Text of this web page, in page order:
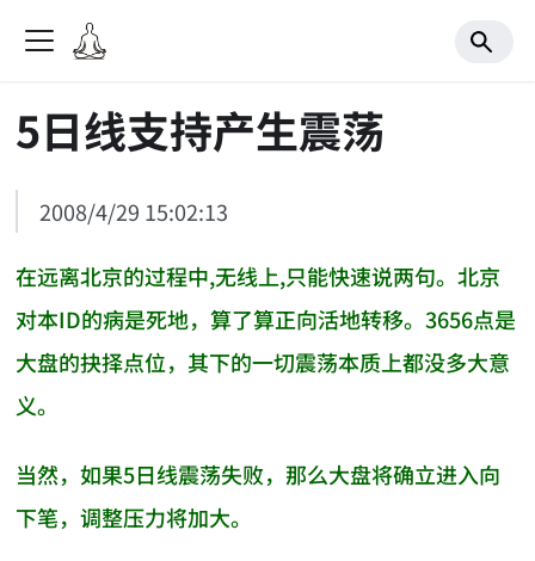
5日线支持产生震荡
2008/4/29 15:02:13
在远离北京的过程中,无线上,只能快速说两句。北京
对本ID的病是死地，算了算正向活地转移。3656点是
大盘的抉择点位，其下的一切震荡本质上都没多大意
义。
当然，如果5日线震荡失败，那么大盘将确立进入向
下笔，调整压力将加大。